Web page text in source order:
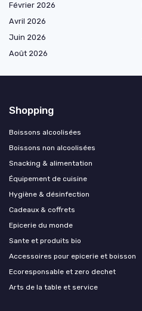
Février 2026
Avril 2026
Juin 2026
Août 2026
Shopping
Boissons alcoolisées
Boissons non alcoolisées
Snacking & alimentation
Équipement de cuisine
Hygiène & désinfection
Cadeaux & coffrets
Epicerie du monde
Sante et produits bio
Accessoires pour epicerie et boisson
Ecoresponsable et zero dechet
Arts de la table et service